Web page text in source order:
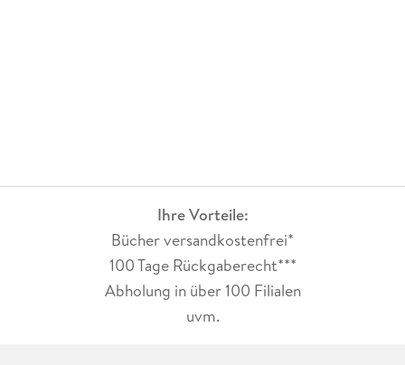
Ihre Vorteile:
Bücher versandkostenfrei*
100 Tage Rückgaberecht***
Abholung in über 100 Filialen
uvm.